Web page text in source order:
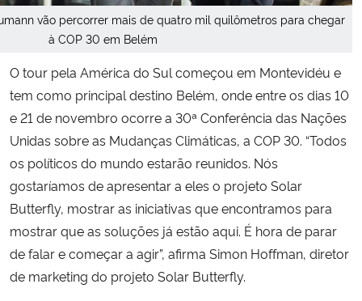
vão percorrer mais de quatro mil quilômetros para chegar
à COP 30 em Belém
O tour pela América do Sul começou em Montevidéu e
tem como principal destino Belém, onde entre os dias 10
e 21 de novembro ocorre a 30ª Conferência das Nações
Unidas sobre as Mudanças Climáticas, a COP 30. “Todos
os políticos do mundo estarão reunidos. Nós
gostaríamos de apresentar a eles o projeto Solar
Butterfly, mostrar as iniciativas que encontramos para
mostrar que as soluções já estão aqui. É hora de parar
de falar e começar a agir”, afirma Simon Hoffman, diretor
de marketing do projeto Solar Butterfly.